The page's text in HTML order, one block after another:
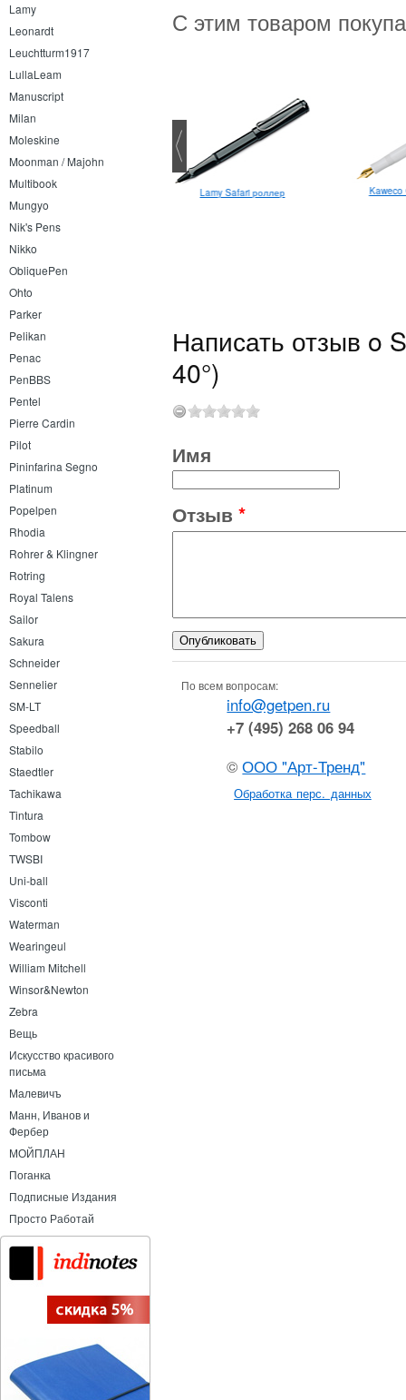
Lamy
Leonardt
Leuchtturm1917
LullaLeam
Manuscript
Milan
Moleskine
Moonman / Majohn
Multibook
Mungyo
Nik's Pens
Nikko
ObliquePen
Ohto
Parker
Pelikan
Penac
PenBBS
Pentel
Pierre Cardin
Pilot
Pininfarina Segno
Platinum
Popelpen
Rhodia
Rohrer & Klingner
Rotring
Royal Talens
Sailor
Sakura
Schneider
Sennelier
SM-LT
Speedball
Stabilo
Staedtler
Tachikawa
Tintura
Tombow
TWSBI
Uni-ball
Visconti
Waterman
Wearingeul
William Mitchell
Winsor&Newton
Zebra
Вещь
Искусство красивого
письма
Малевичъ
Манн, Иванов и
Фербер
МОЙПЛАН
Поганка
Подписные Издания
Просто Работай
С этим товаром
Excellence A2 F
Lamy Safari роллер Kaweco
Написать отзыв o
40°)
Имя
Отзыв *
По всем вопросам:
info@getpen.ru
+7 (495) 268 06 94
©ООО "Арт-Тренд"
Обработка перс. данных